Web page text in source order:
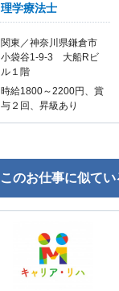
理学療法士
関東／神奈川県鎌倉市
小袋谷1-9-3 大船Rビ
ル１階
時給1800～2200円、賞
与２回、昇級あり
このお仕事に似てい